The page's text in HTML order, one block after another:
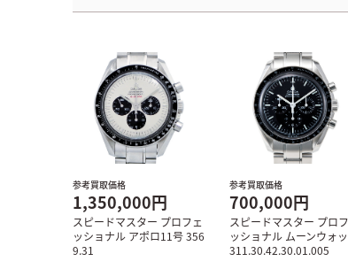
参考買取価格
1,350,000円
スピードマスター プロフェ
ッショナル アポロ11号 356
9.31
参考買取価格
700,000円
スピードマスター プロ
ッショナル ムーンウォ
311.30.42.30.01.005